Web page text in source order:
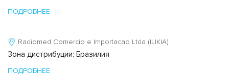
ПОДРОБНЕЕ
Radiomed Comercio e Importacao Ltda (ILIKIA)
Зона дистрибуции: Бразилия
ПОДРОБНЕЕ